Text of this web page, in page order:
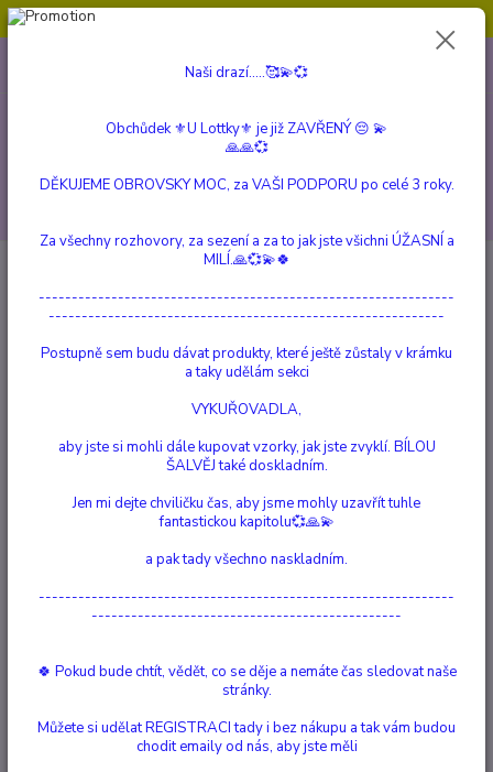
CZK
Prstýnky
Prsten Labradorit, Lapis Lazuli,
Prsten Labradorit, Lapis Lazuli,
Onyx Černý
Jsem zpátky ;-)
Labradorit Lapis Lazuli Gold Colored Ring of A Beautiful Story je
drahé kameny labradorit a je elastický. Vnitřní velikost prstenu je 1,6-1,8
centimetru. Černý...celý popis
Naši drazí.....🥰💫💞
Obchůdek ⚜️U Lottky⚜️ je již ZAVŘENÝ 😔 💫
🙏🙏💞
DĚKUJEME OBROVSKY MOC, za VAŠI PODPORU po celé 3 roky.
Za všechny rozhovory, za sezení a za to jak jste všichni ÚŽASNÍ a
MILÍ.🙏💞💫🍀
---------------------------------------------------------------
------------------------------------------------------------
Postupně sem budu dávat produkty, které ještě zůstaly v krámku
a taky udělám sekci
VYKUŘOVADLA,
aby jste si mohli dále kupovat vzorky, jak jste zvyklí. BÍLOU
ŠALVĚJ také doskladním.
Jen mi dejte chviličku čas, aby jsme mohly uzavřít tuhle
fantastickou kapitolu💞🙏💫
a pak tady všechno naskladním.
---------------------------------------------------------------
-----------------------------------------------
🍀 Pokud bude chtít, vědět, co se děje a nemáte čas sledovat naše
stránky.
Můžete si udělat REGISTRACI tady i bez nákupu a tak vám budou
chodit emaily od nás, aby jste měli